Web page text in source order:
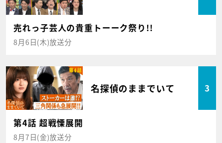
売れっ子芸人の貴重トーーク祭り!!
8月6日(木)放送分
名探偵のままでいて 3
第4話 超戦慄展開
8月7日(金)放送分